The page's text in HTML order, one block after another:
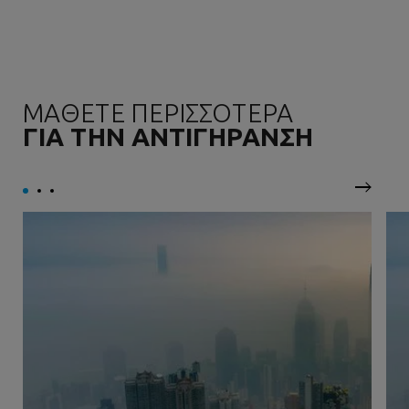
ΜΑΘΕΤΕ ΠΕΡΙΣΣΟΤΕΡΑ
ΓΙΑ ΤΗΝ ΑΝΤΙΓΗΡΑΝΣΗ